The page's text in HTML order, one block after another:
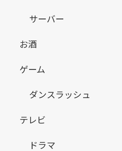
サーバー
お酒
ゲーム
ダンスラッシュ
テレビ
ドラマ